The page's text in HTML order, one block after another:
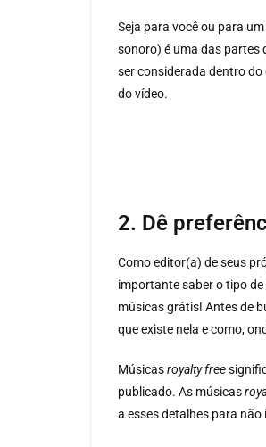
Seja para você ou para
sonoro) é uma das partes
ser considerada dentro
do vídeo.
2. Dê
Como editor(a) de seus
importante saber o tipo
músicas grátis! Antes de
que existe nela e como,
Músicasroyalty free
publicado. As músicas
a esses detalhes para